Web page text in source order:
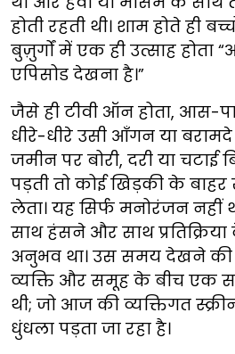
होती रहती थी। शाम होते ही
बुज़ुर्गों में एक ही उत्साह होता
एपिसोड देखना है।”
जैसे ही टीवी ऑन होता, आस-
धीरे-धीरे उसी आँगन या
जमीन पर बोरी, दरी या
पड़ती तो कोई खिड़की के
लेता। यह सिर्फ मनोरंजन नहीं
साथ हंसने और साथ
अनुभव था। उस समय देखने की
व्यक्ति और समूह के बीच एक
थी; जो आज की व्यक्तिगत
धुंधला पड़ता जा रहा है।